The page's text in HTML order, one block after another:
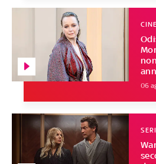
06